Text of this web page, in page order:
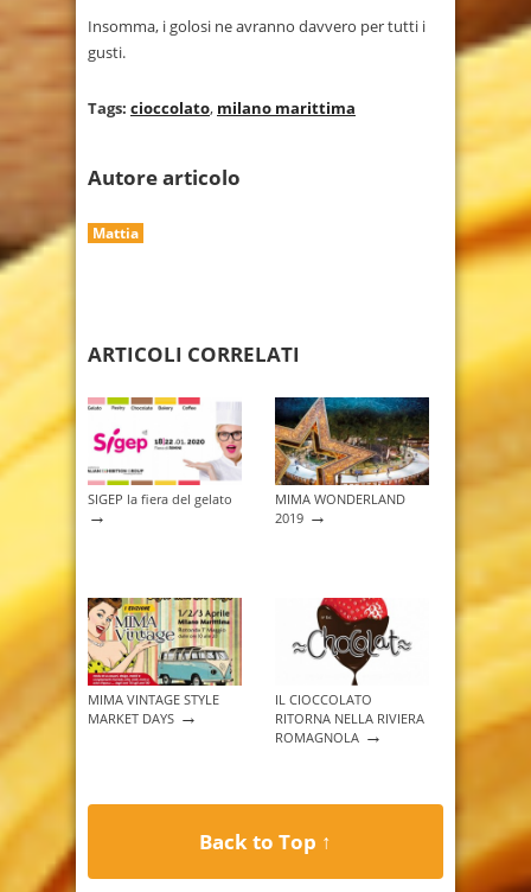
Insomma, i golosi ne avranno davvero per tutti i
gusti.
Tags: cioccolato, milano marittima
Autore articolo
Mattia
ARTICOLI CORRELATI
SIGEP la fiera del gelato
→
MIMA WONDERLAND
2019 →
MIMA VINTAGE STYLE
MARKET DAYS →
IL CIOCCOLATO
RITORNA NELLA RIVIERA
ROMAGNOLA →
Back to Top ↑